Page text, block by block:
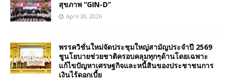
สุขภาพ “GIN-D”
April 30, 2026
พรรควิชั่นใหม่จัดประชุมใหญ่สามัญประจำปี 2569
ชูนโยบายช่วยชาติครอบคลุมทุกๆด้านโดยเฉพาะ
แก้ไขปัญหาเศรษฐกิจและหนี้สินของประชาชนการ
เงินไร้ดอกเบี้ย